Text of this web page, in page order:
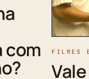
com FILMES